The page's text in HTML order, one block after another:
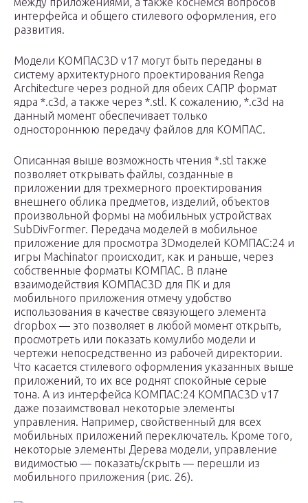
интерфейса и общего стилевого оформления, его
развития.
Модели КОМПАС­3D v17 могут быть переданы в
систему архитектурного проектирования Renga
Architecture через родной для обеих САПР формат
ядра *.c3d, а также через *.stl. К сожалению, *.c3d на
данный момент обеспечивает только
одностороннюю передачу файлов для КОМПАС.
Описанная выше возможность чтения *.stl также
позволяет открывать файлы, созданные в
приложении для трехмерного проектирования
внешнего облика предметов, изделий, объектов
произвольной формы на мобильных устройствах
SubDivFormer. Передача моделей в мобильное
приложение для просмотра 3D­моделей КОМПАС:24 и
игры Machinator происходит, как и раньше, через
собственные форматы КОМПАС. В плане
взаимодействия КОМПАС­3D для ПК и для
мобильного приложения отмечу удобство
использования в качестве связующего элемента
dropbox — это позволяет в любой момент открыть,
просмотреть или показать кому­либо модели и
чертежи непосредственно из рабочей директории.
Что касается стилевого оформления указанных выше
приложений, то их все роднят спокойные серые
тона. А из интерфейса КОМПАС:24 КОМПАС­3D v17
даже позаимствовал некоторые элементы
управления. Например, свойственный для всех
мобильных приложений переключатель. Кроме того,
некоторые элементы Дерева модели, управление
видимостью — показать/скрыть — перешли из
мобильного приложения (рис. 26).